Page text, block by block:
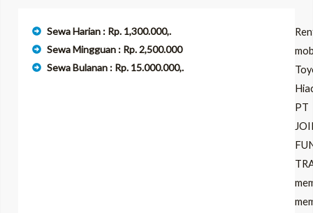
Sewa Harian : Rp. 1,300.000,.
Sewa Mingguan : Rp. 2,500.000
Sewa Bulanan : Rp. 15.000.000,.
PT